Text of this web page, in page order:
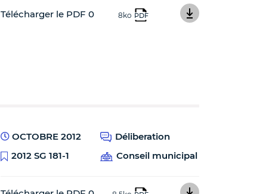
Télécharger le PDF 0 8ko PDF
OCTOBRE 2012
Déliberation
2012 SG 181-1
Conseil municipal